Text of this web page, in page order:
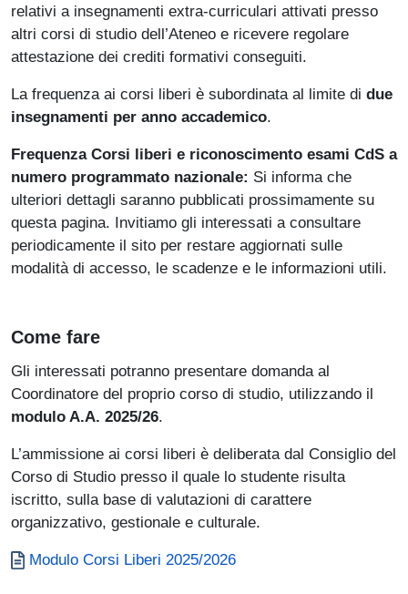
relativi a insegnamenti extra-curriculari attivati presso
altri corsi di studio dell’Ateneo e ricevere regolare
attestazione dei crediti formativi conseguiti.
La frequenza ai corsi liberi è subordinata al limite di due
insegnamenti per anno accademico.
Frequenza Corsi liberi e riconoscimento esami CdS a
numero programmato nazionale: Si informa che
ulteriori dettagli saranno pubblicati prossimamente su
questa pagina. Invitiamo gli interessati a consultare
periodicamente il sito per restare aggiornati sulle
modalità di accesso, le scadenze e le informazioni utili.
Come fare
Gli interessati potranno presentare domanda al
Coordinatore del proprio corso di studio, utilizzando il
modulo A.A. 2025/26.
L’ammissione ai corsi liberi è deliberata dal Consiglio del
Corso di Studio presso il quale lo studente risulta
iscritto, sulla base di valutazioni di carattere
organizzativo, gestionale e culturale.
Document
Modulo Corsi Liberi 2025/2026